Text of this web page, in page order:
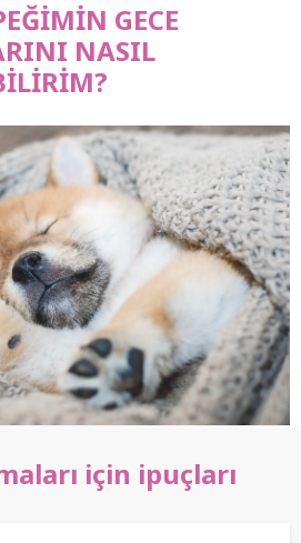
GECE
NASIL
için ipuçları